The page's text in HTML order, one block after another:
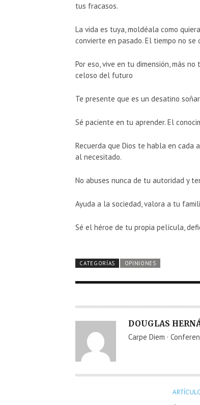
tus fracasos.
La vida es tuya, moldéala como
convierte en pasado. El tiempo no se
Por eso, vive en tu dimensión, más
celoso del futuro
Te presente que es un desatino
Sé paciente en tu aprender. El
Recuerda que Dios te habla en cada
al necesitado.
No abuses nunca de tu autoridad y
Ayuda a la sociedad, valora a tu
Sé el héroe de tu propia película,
CATEGORÍAS OPINIONES
A
U
R
DOUGLAS
Carpe Diem ·